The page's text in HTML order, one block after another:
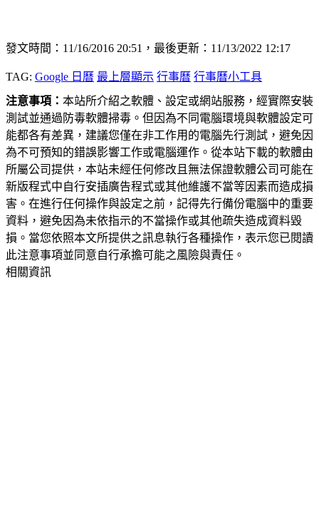
發文時間：11/16/2016 20:51，最後更新：11/13/2022 12:17
TAG: Google 日曆 最上層顯示 行事曆 行事曆小工具
注意事項： 本站所介紹之軟體、設定或網站服務，經實際安裝
測試並通過防毒軟體掃毒。但因為不同電腦環境與軟體設定可
能都各有差異，建議您僅在非工作用的電腦先行測試，避免因
為不可預知的錯誤影響工作或電腦運作。從本站下載的軟體由
所屬公司提供，本站未經任何修改且無法保證軟體公司可能在
新版程式中自行安插廣告程式或其他維護不當等因素而造成損
害。在進行任何操作與設定之前，記得先行備份電腦中的重要
資料，避免因為未依指示的不當操作或其他疏失造成資料毀
損。當您依照本文所提供之訊息執行各種操作，表示您已閱讀
此注意事項並同意自行承擔可能之風險與責任。
相關資訊